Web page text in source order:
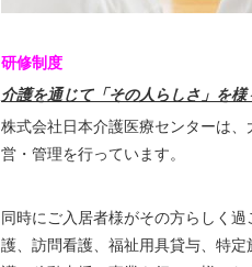
研修制度
介護を通じて「その人らしさ」を様
株式会社日本介護医療センターは
営・管理を行っています。
同時にご入居者様がその方らしく
護、訪問看護、福祉用具貸与、特